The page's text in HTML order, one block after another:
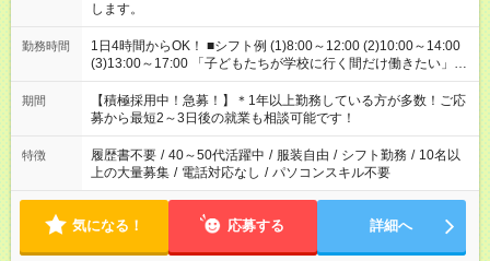
します。
勤務時間
1日4時間からOK！ ■シフト例 (1)8:00～12:00 (2)10:00～14:00
(3)13:00～17:00 「子どもたちが学校に行く間だけ働きたい」
「余裕を持って夕飯の準備がしたい」 「午前中は働いて、午後
はプライベートの時間にしたい」 など、ご希望を教えてくださ
いね。 ※Wワーク希望の方へ 今ご覧のお仕事で希望する勤務時
間と、もう1つのお仕事の勤務時間。 合計で週40時間を超える
場合は応募できません。
期間
【積極採用中！急募！】＊1年以上勤務している方が多数！ご応
募から最短2～3日後の就業も相談可能です！
特徴 履歴書不要 / 40～50代活躍中 / 服装自由 / シフト勤務 / 10名以
上の大量募集 / 電話対応なし / パソコンスキル不要
気になる！ 応募する 詳細へ